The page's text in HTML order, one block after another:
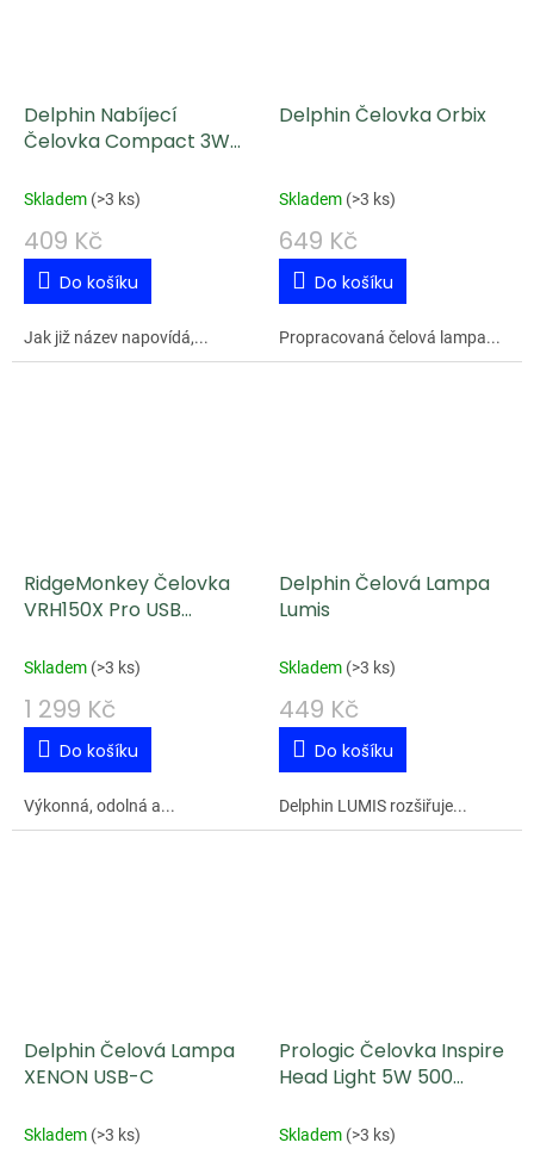
Delphin Nabíjecí
Čelovka Compact 3W
Skladem (>3 ks)
409 Kč
Do košíku
Jak již název napovídá,...
Delphin Čelovka Orbix
Skladem (>3 ks)
649 Kč
Do košíku
Propracovaná čelová lampa...
RidgeMonkey Čelovka
VRH150X Pro USB
Headtorch
Skladem (>3 ks)
1 299 Kč
Do košíku
Výkonná, odolná a...
Delphin Čelová Lampa
Lumis
Skladem (>3 ks)
449 Kč
Do košíku
Delphin LUMIS rozšiřuje...
Delphin Čelová Lampa
XENON USB-C
Skladem (>3 ks)
Prologic Čelovka Inspire
Head Light 5W 500
Skladem (>3 ks)